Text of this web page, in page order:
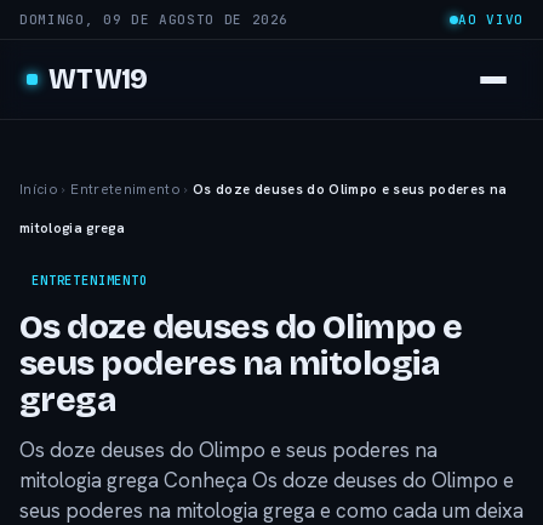
DOMINGO, 09 DE AGOSTO DE 2026 AO VIVO
WTW19
Início › Entretenimento › Os doze deuses do Olimpo e seus poderes na
mitologia grega
ENTRETENIMENTO
Os doze deuses do Olimpo e
seus poderes na mitologia
grega
Os doze deuses do Olimpo e seus poderes na
mitologia grega Conheça Os doze deuses do Olimpo e
seus poderes na mitologia grega e como cada um deixa